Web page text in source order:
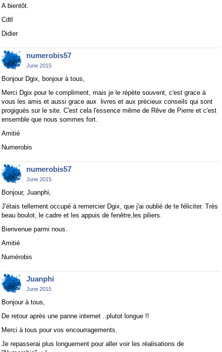
A bientôt.
Cdtl
Didier
numerobis57
June 2015
Bonjour Dgix, bonjour à tous,
Merci Dgix pour le compliment, mais je le répète souvent, c'est grace à
vous les amis et aussi grace aux livres et aux précieux conseils qui sont
progigués sur le site. C'est cela l'essence même de Rêve de Pierre et c'est
ensemble que nous sommes fort.
Amitié
Numerobis
numerobis57
June 2015
Bonjour, Juanphi,
J'étais tellement occupé à remercier Dgix, que j'ai oublié de te féliciter. Très
beau boulot, le cadre et les appuis de fenêtre,les piliers.
Bienvenue parmi nous.
Amitié
Numérobis
Juanphi
June 2015
Bonjour à tous,
De retour après une panne internet ..plutot longue !!
Merci à tous pour vos encourragements.
Je repasserai plus longuement pour aller voir les réalisations de